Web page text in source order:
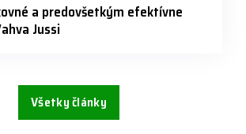
a predovšetkým efektívne
Jussi
Všetky články